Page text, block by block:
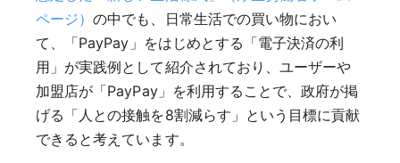
ページ）の中でも、日常生活での買い物におい
て、「PayPay」をはじめとする「電子決済の利
用」が実践例として紹介されており、ユーザーや
加盟店が「PayPay」を利用することで、政府が掲
げる「人との接触を8割減らす」という目標に貢献
できると考えています。